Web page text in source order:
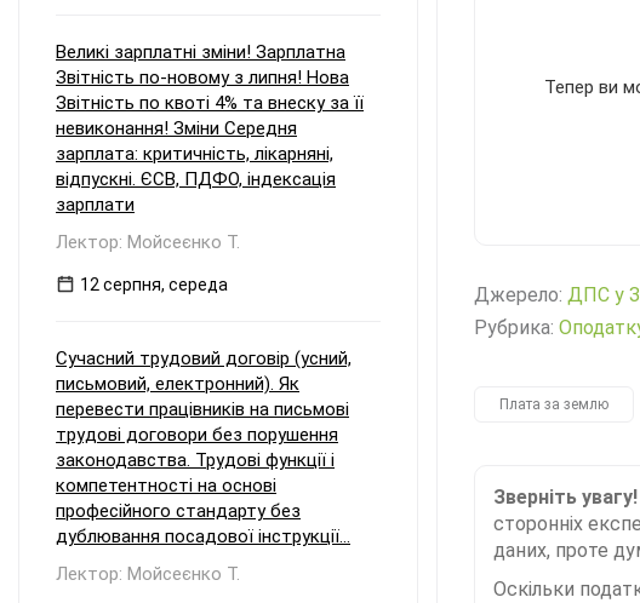
Тепер ви
Джерело: ДПС у
Рубрика:
Плата за землю
Зверніть увагу!
сторонніх
даних, проте
Оскільки
Великі зарплатні зміни! Зарплатна
Звітність по-новому з липня! Нова
Звітність по квоті 4% та внеску за її
невиконання! Зміни Середня
зарплата: критичність, лікарняні,
відпускні. ЄСВ, ПДФО, індексація
зарплати
Лектор: Мойсеєнко Т.
12 серпня, середа
Сучасний трудовий договір (усний,
письмовий, електронний). Як
перевести працівників на письмові
трудові договори без порушення
законодавства. Трудові функції і
компетентності на основі
професійного стандарту без
дублювання посадової інструкції...
Лектор: Мойсеєнко Т.